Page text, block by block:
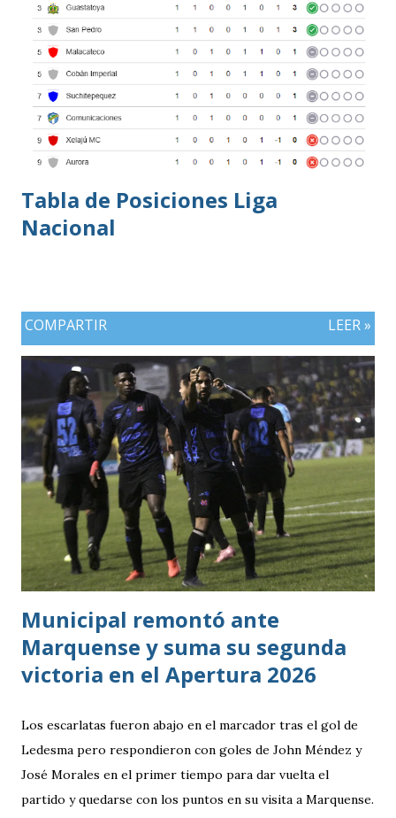
grupo. En los dos partidos que definían la clasificación fue
superado en posesión, producción ofensiva y generación de
ocasiones de gol. La goleada frente a México terminó
siendo la consecuencia más visible de una diferencia que ya
se había manifestado ante Costa Rica y que obligó a la
Bicolor a llegar a la última jornada pendiente de otros
resultados, particularmente del de Honduras vs. Panamá.
Tabla de Posiciones Liga
Nacional
COMPARTIR LEER »
Municipal remontó ante
Marquense y suma su segunda
victoria en el Apertura 2026
Los escarlatas fueron abajo en el marcador tras el gol de
Ledesma pero respondieron con goles de John Méndez y
José Morales en el primer tiempo para dar vuelta el
partido y quedarse con los puntos en su visita a Marquense.